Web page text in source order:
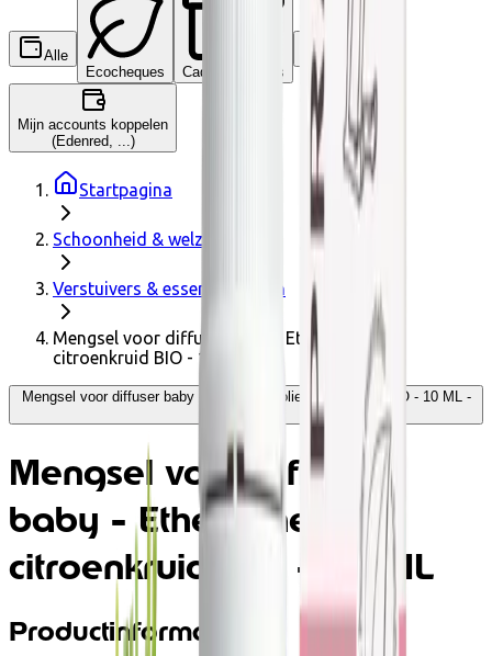
Alle
Ecocheques
Cadeaucheques
Wat is dit?
Mijn accounts koppelen
(Edenred, ...)
Startpagina
Schoonheid & welzijn
Verstuivers & essentiële oliën
Mengsel voor diffuser baby - Etherische olie
citroenkruid BIO - 10 ML
Mengsel voor diffuser baby - Etherische olie citroenkruid BIO - 10 ML -
Mengsel voor diffuser
baby - Etherische olie
citroenkruid BIO - 10 ML
Productinformatie